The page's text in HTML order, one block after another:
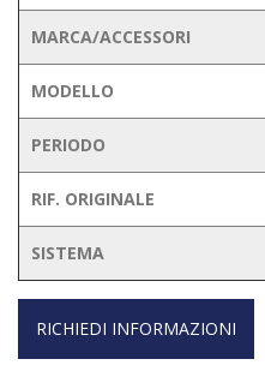
MARCA/ACCESSORI
MODELLO
PERIODO
RIF. ORIGINALE
SISTEMA
RICHIEDI INFORMAZIONI